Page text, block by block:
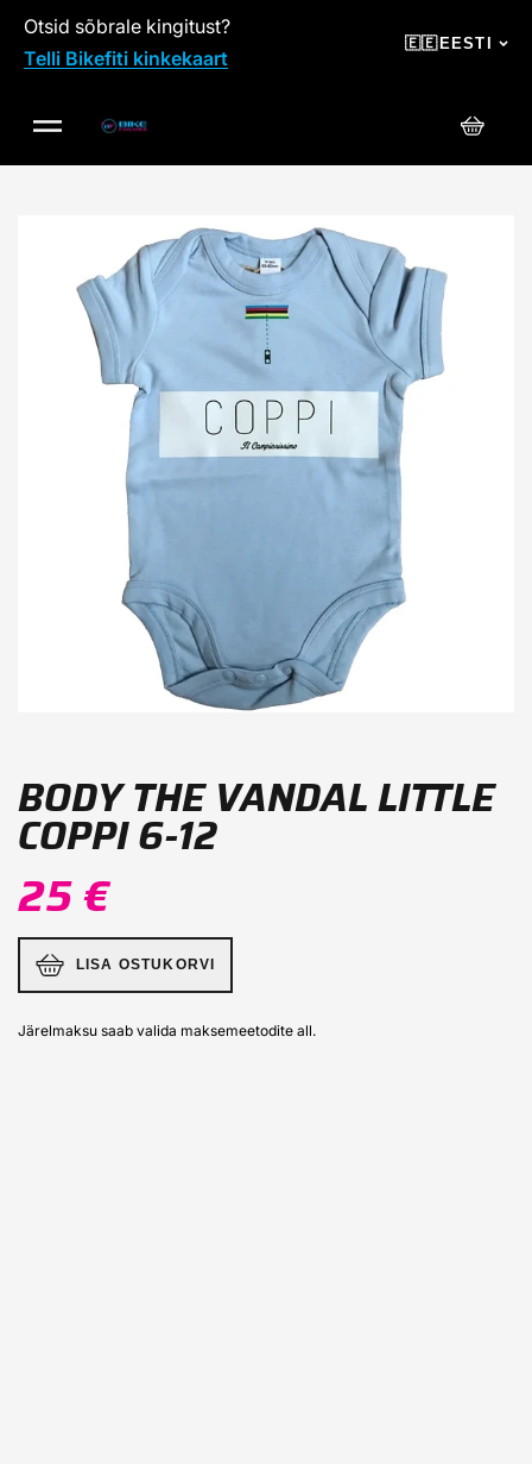
SKIP TO CONTENT
Otsid sõbrale kingitust?
Telli Bikefiti kinkekaart
🇪🇪EESTI
BODY THE VANDAL LITTLE
COPPI 6-12
25 €
LISA OSTUKORVI
Järelmaksu saab valida maksemeetodite all.